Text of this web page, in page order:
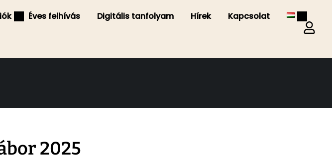
Éves felhívás Digitális tanfolyam Hírek Kapcsolat
2025